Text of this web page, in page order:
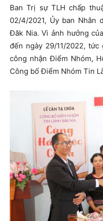
Ban Trị sự TLH chấp
02/4/2021, Ủy ban Nhân
Đăk Nia. Vì ảnh hưởng
đến ngày 29/11/2022,
công nhận Điểm Nhóm,
Công bố Điểm Nhóm Tin